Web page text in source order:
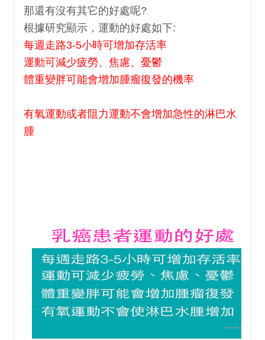
那還有沒有其它的好處呢?
根據研究顯示，運動的好處如下:
每週走路3-5小時可增加存活率
運動可減少疲勞、焦慮、憂鬱
體重變胖可能會增加腫瘤復發的機率
有氧運動或者阻力運動不會增加急性的淋巴水
腫